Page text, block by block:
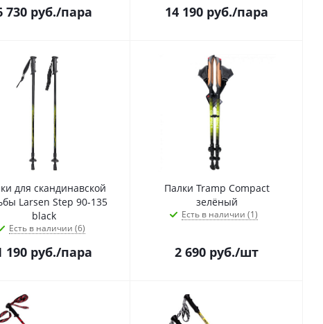
730 руб./пара 14 190 руб./пара
для скандинавской
Larsen Step 90-135
black
Есть в наличии (6)
190 руб./пара
Палки Tramp Compact
зелёный
Есть в наличии (1)
2 690 руб./шт